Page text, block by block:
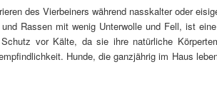
des Vierbeiners während nasskalter oder
Rassen mit wenig Unterwolle und Fell, ist
vor Kälte, da sie ihre natürliche
Hunde, die ganzjährig im Haus